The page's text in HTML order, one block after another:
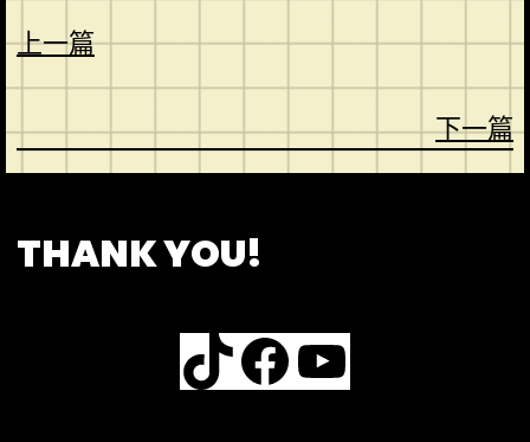
上一篇
下一篇
THANK YOU!
TikTok Facebook YouTube